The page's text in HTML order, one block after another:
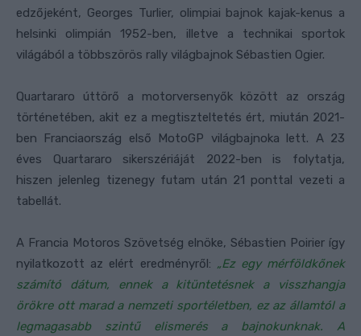
edzőjeként, Georges Turlier, olimpiai bajnok kajak-kenus a
helsinki olimpián 1952-ben, illetve a technikai sportok
világából a többszörös rally világbajnok Sébastien Ogier.
Quartararo úttörő a motorversenyők között az ország
történetében, akit ez a megtiszteltetés ért, miután 2021-
ben Franciaország első MotoGP világbajnoka lett. A 23
éves Quartararo sikerszériáját 2022-ben is folytatja,
hiszen jelenleg tizenegy futam után 21 ponttal vezeti a
tabellát.
A Francia Motoros Szövetség elnöke, Sébastien Poirier így
nyilatkozott az elért eredményről: „Ez egy mérföldkőnek
számító dátum, ennek a kitüntetésnek a visszhangja
örökre ott marad a nemzeti sportéletben, ez az államtól a
legmagasabb szintű elismerés a bajnokunknak. A